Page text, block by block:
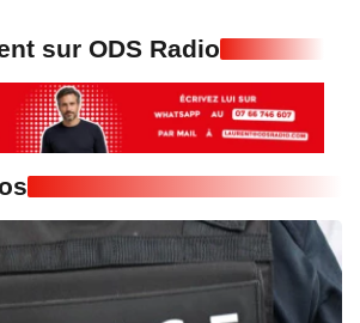
sur ODS Radio